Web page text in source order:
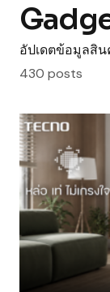
อัปเดตข้อมูลสิน
430 posts